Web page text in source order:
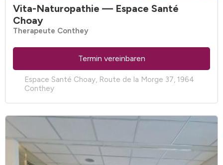
Vita-Naturopathie — Espace Santé
Choay
Therapeute Conthey
Espace Santé Choay, Route de la Morge 37, 1964
Conthey
Termin vereinbaren